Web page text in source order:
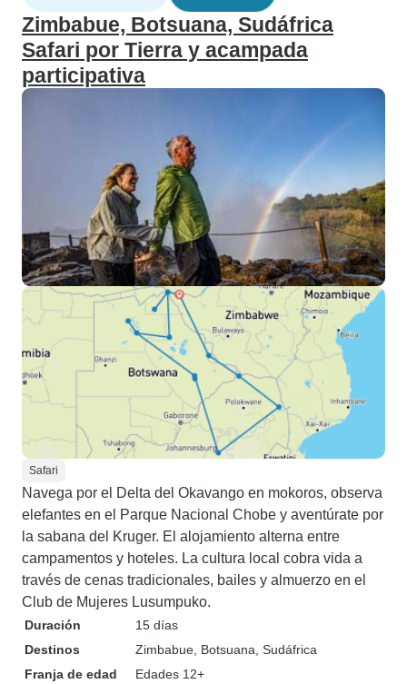
Zimbabue, Botsuana, Sudáfrica
Safari por Tierra y acampada
participativa
Safari
Navega por el Delta del Okavango en mokoros, observa
elefantes en el Parque Nacional Chobe y aventúrate por
la sabana del Kruger. El alojamiento alterna entre
campamentos y hoteles. La cultura local cobra vida a
través de cenas tradicionales, bailes y almuerzo en el
Club de Mujeres Lusumpuko.
Duración
15 días
Destinos
Zimbabue , Botsuana , Sudáfrica
Franja de edad
Edades 12+